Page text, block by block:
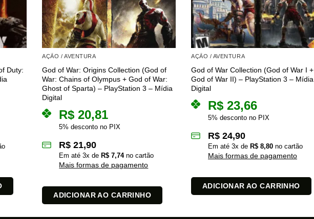
Duty:
AÇÃO / AVENTURA
God of War: Origins Collection (God of
War: Chains of Olympus + God of War:
Ghost of Sparta) – PlayStation 3 – Mídia
Digital
R$ 20,81
5% desconto no PIX
R$ 21,90
Em até3x de R$ 7,74no cartão
Mais formas de pagamento
ADICIONAR AO CARRINHO
AÇÃO / AVENTURA
God of War Collection (God of War I +
God of War II) – PlayStation 3 – Mídia
Digital
R$ 23,66
5% desconto no PIX
R$ 24,90
Em até 3x de R$ 8,80 no cartão
Mais formas de pagamento
ADICIONAR AO CARRINHO